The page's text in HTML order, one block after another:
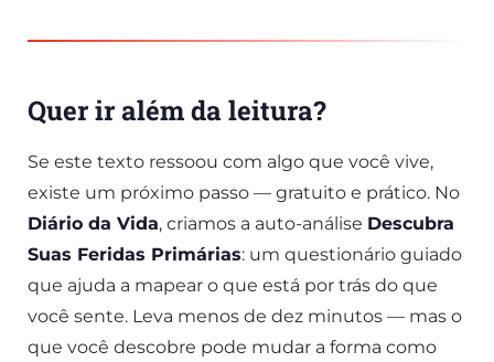
Quer ir além da leitura?
Se este texto ressoou com algo que você vive,
existe um próximo passo — gratuito e prático. No
Diário da Vida, criamos a auto-análise Descubra
Suas Feridas Primárias: um questionário guiado
que ajuda a mapear o que está por trás do que
você sente. Leva menos de dez minutos — mas o
que você descobre pode mudar a forma como